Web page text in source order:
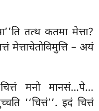
तत्थ कतमा मेत्ता?
मेत्ताचेतोविमुत्ति – अयं
मनो मानसं…पे…
‘‘चित्तं’’. इदं चित्तं